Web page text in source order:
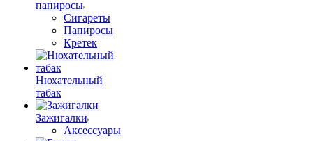
папиросы
Сигареты
Папиросы
Кретек
Нюхательный
табак
Зажигалки
Аксессуары